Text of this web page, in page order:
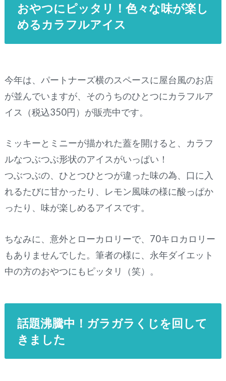
おやつにピッタリ！色々な味が楽し
めるカラフルアイス
今年は、パートナーズ横のスペースに屋台風のお店
が並んでいますが、そのうちのひとつにカラフルア
イス（税込350円）が販売中です。
ミッキーとミニーが描かれた蓋を開けると、カラフ
ルなつぶつぶ形状のアイスがいっぱい！
つぶつぶの、ひとつひとつが違った味の為、口に入
れるたびに甘かったり、レモン風味の様に酸っぱか
ったり、味が楽しめるアイスです。
ちなみに、意外とローカロリーで、70キロカロリー
もありませんでした。筆者の様に、永年ダイエット
中の方のおやつにもピッタリ（笑）。
話題沸騰中！ガラガラくじを回して
きました